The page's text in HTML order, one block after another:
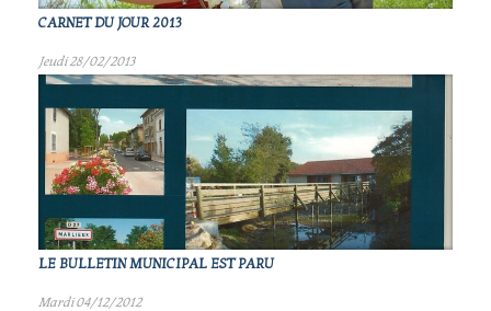
CARNET DU JOUR 2013
Jeudi 28/02/2013
LE BULLETIN MUNICIPAL EST PARU
Mardi 04/12/2012